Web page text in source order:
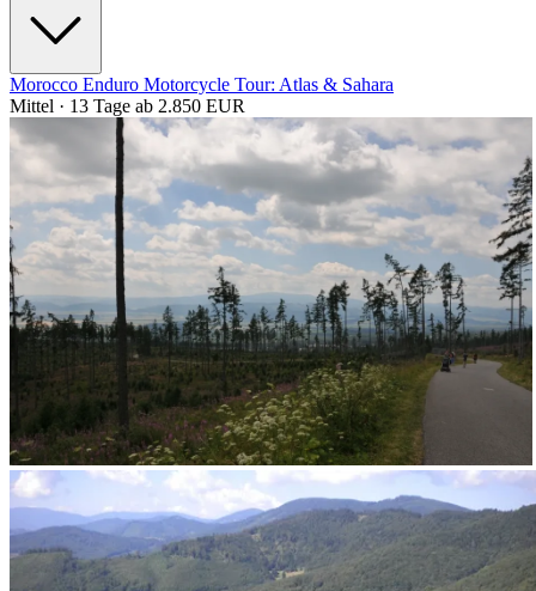
Morocco Enduro Motorcycle Tour: Atlas & Sahara
Mittel · 13 Tage ab 2.850 EUR